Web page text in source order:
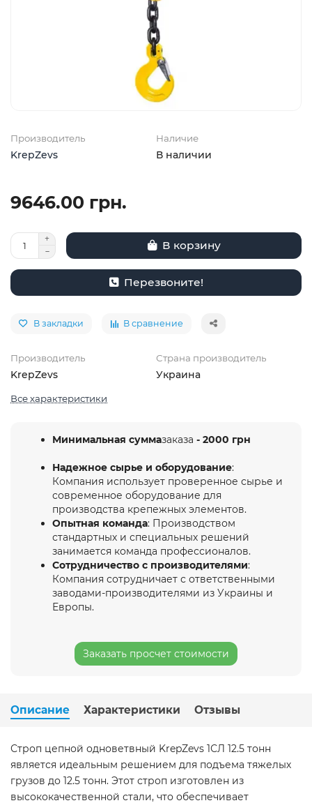
Производитель
KrepZevs
Наличие
В наличии
9646.00 грн.
В корзину
Перезвоните!
В закладки В сравнение
Производитель
KrepZevs
Страна производитель
Украина
Все характеристики
Минимальная суммазаказа - 2000 грн
Надежное сырье и оборудование:
Компания использует проверенное сырье и
современное оборудование для
производства крепежных элементов.
Опытная команда: Производством
стандартных и специальных решений
занимается команда профессионалов.
Сотрудничество с производителями:
Компания сотрудничает с ответственными
заводами-производителями из Украины и
Европы.
Заказать просчет стоимости
Описание Характеристики Отзывы
Строп цепной одноветвный KrepZevs 1СЛ 12.5 тонн
является идеальным решением для подъема тяжелых
грузов до 12.5 тонн. Этот строп изготовлен из
высококачественной стали, что обеспечивает